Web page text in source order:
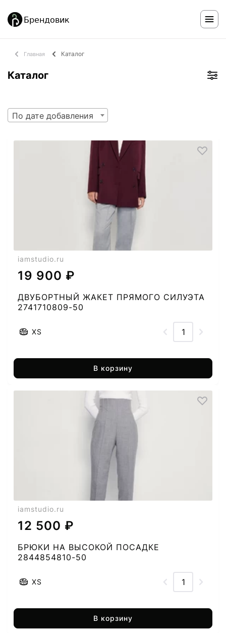
Главная Каталог
Каталог
По дате добавления
iamstudio.ru
19 900 ₽
ДВУБОРТНЫЙ ЖАКЕТ ПРЯМОГО СИЛУЭТА
2741710809-50
XS
В корзину
iamstudio.ru
12 500 ₽
БРЮКИ НА ВЫСОКОЙ ПОСАДКЕ
2844854810-50
XS
В корзину